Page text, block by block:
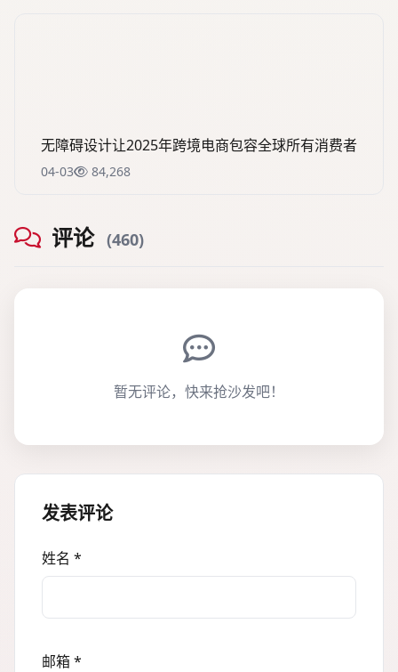
无障碍设计让2025年跨境电商包容全球所有消费者
04-03 84,268
评论 (460)
暂无评论，快来抢沙发吧！
发表评论
姓名 *
邮箱 *